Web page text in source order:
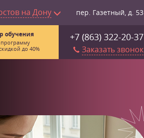
на Дону пер. Газетный, д. 53
+7 (863) 322-20-37
Заказать звонок
обучения
до 40%